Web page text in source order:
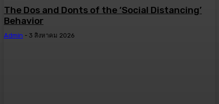
The Dos and Donts of the ‘Social Distancing’
Behavior
Admin - 3 สิงหาคม 2026